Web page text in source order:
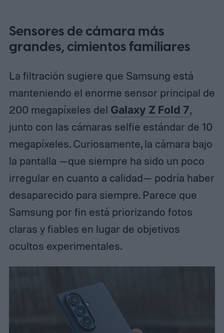
Sensores de cámara más
grandes, cimientos familiares
La filtración sugiere que Samsung está
manteniendo el enorme sensor principal de
200 megapíxeles del Galaxy Z Fold 7,
junto con las cámaras selfie estándar de 10
megapíxeles. Curiosamente, la cámara bajo
la pantalla —que siempre ha sido un poco
irregular en cuanto a calidad— podría haber
desaparecido para siempre. Parece que
Samsung por fin está priorizando fotos
claras y fiables en lugar de objetivos
ocultos experimentales.